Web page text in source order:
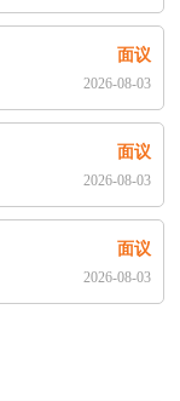
面议
2026-08-03
面议
2026-08-03
面议
2026-08-03